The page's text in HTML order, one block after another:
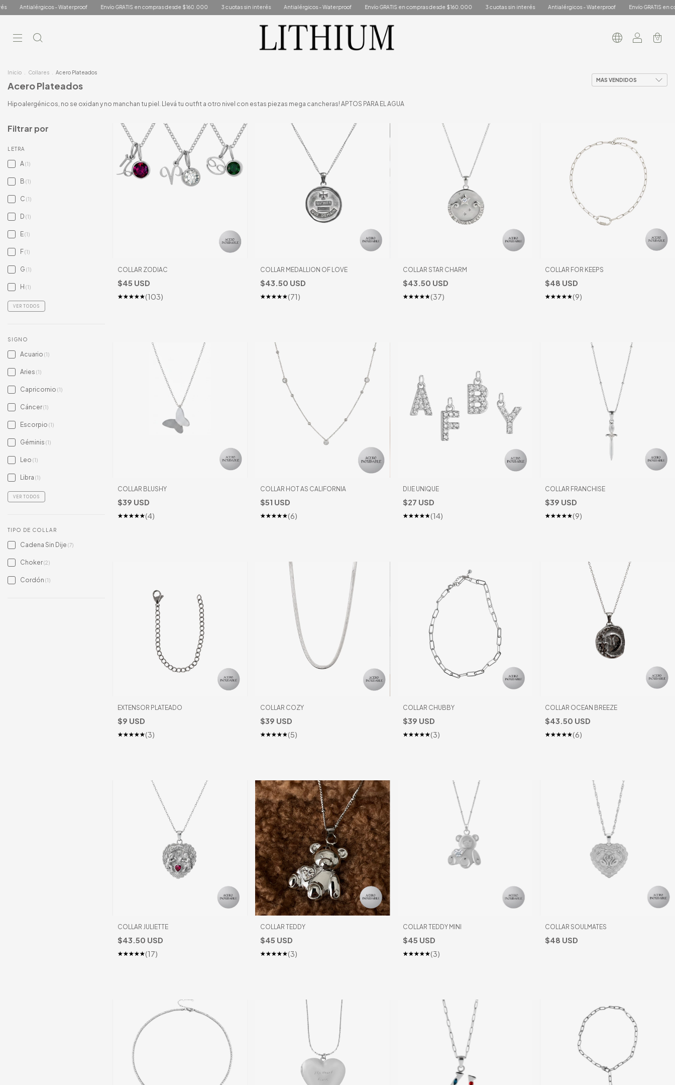
Waterproof Envío GRATIS en compras desde $160.000 3 cuotas sin interés Antialérgicos - Waterproof Envío GRATIS en compras desde $160.000 3 cuotas sin interés Antialérgicos - Waterproof Envío GRATIS en compras desde
0
Inicio Collares Acero Plateados
Acero Plateados
Hipoalergénicos, no se oxidan y no manchan tu piel. Llevá tu outfit a otro nivel con estas piezas mega cancheras! APTOS PARA EL AGUA
Filtrar por
LETRA
A(1)
B (1)
C (1)
D (1)
E(1)
F(1)
G (1)
H (1)
VER TODOS
SIGNO
Acuario (1)
Aries (1)
Capricornio (1)
Cáncer(1)
Escorpio (1)
Géminis (1)
Leo (1)
Libra (1)
VER TODOS
TIPO DE COLLAR
Cadena Sin Dije (7)
Choker(2)
Cordón (1)
COLLAR ZODIAC
$45 USD
(103)
COLLAR MEDALLION OF LOVE
$43.50 USD
(71)
COLLAR STAR CHARM
$43.50 USD
(37)
COLLAR FOR KEEPS
$48 USD
(9)
COLLAR BLUSHY
$39 USD
(4)
COLLAR HOT AS CALIFORNIA
$51 USD
(6)
DIJE UNIQUE
$27 USD
(14)
COLLAR FRANCHISE
$39 USD
(9)
EXTENSOR PLATEADO
$9 USD
(3)
COLLAR COZY
$39 USD
(5)
COLLAR CHUBBY
$39 USD
(3)
COLLAR OCEAN BREEZE
$43.50 USD
(6)
COLLAR JULIETTE
$43.50 USD
(17)
COLLAR TEDDY
$45 USD
(3)
COLLAR TEDDY MINI
$45 USD
(3)
COLLAR SOULMATES
$48 USD